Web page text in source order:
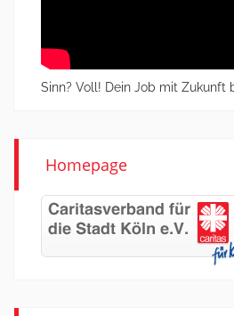
Sinn? Voll! Dein Job mit Zukunft
Homepage